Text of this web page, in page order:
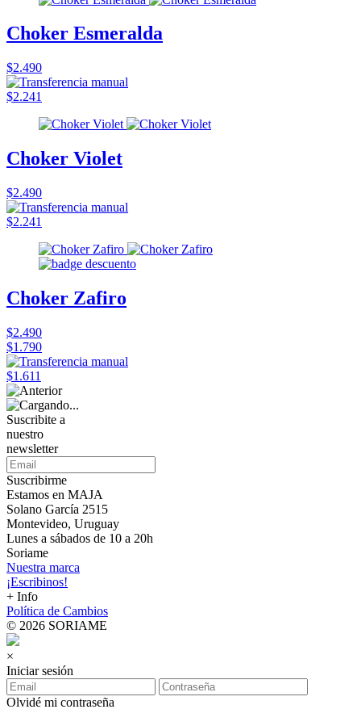
Choker Esmeralda
$2.490
$2.241
Choker Violet
$2.490
$2.241
Choker Zafiro
$2.490
$1.790
$1.611
Suscribite a
nuestro
newsletter
Suscribirme
Estamos en MAJA
Solano García 2515
Montevideo, Uruguay
Lunes a sábados de 10 a 20h
Soriame
Nuestra marca
¡Escribinos!
+ Info
Política de Cambios
© 2026 SORIAME
×
Iniciar sesión
Olvidé mi contraseña